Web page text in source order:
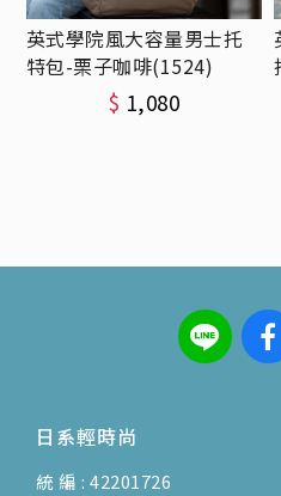
英式學院風大容量男士托
特包-栗子咖啡(1524)
$ 1,080
日系輕時尚
統 編 : 42201726